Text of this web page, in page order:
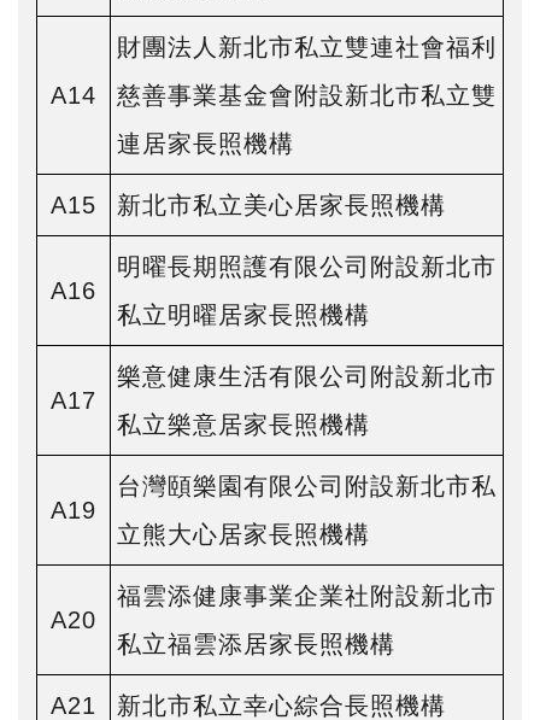
A14
財團法人新北市私立雙連社會福利
慈善事業基金會附設新北市私立雙
連居家長照機構
A15 新北市私立美心居家長照機構
A16
明曜長期照護有限公司附設新北市
私立明曜居家長照機構
A17
樂意健康生活有限公司附設新北市
私立樂意居家長照機構
A19
台灣頤樂園有限公司附設新北市私
立熊大心居家長照機構
A20
福雲添健康事業企業社附設新北市
私立福雲添居家長照機構
A21 新北市私立幸心綜合長照機構